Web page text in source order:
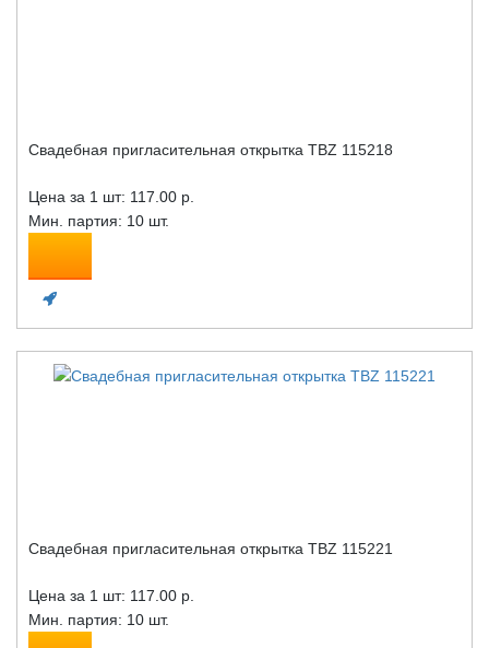
Свадебная пригласительная открытка TBZ 115218
Цена за 1 шт: 117.00 р.
Мин. партия: 10 шт.
Свадебная пригласительная открытка TBZ 115221
Цена за 1 шт: 117.00 р.
Мин. партия: 10 шт.